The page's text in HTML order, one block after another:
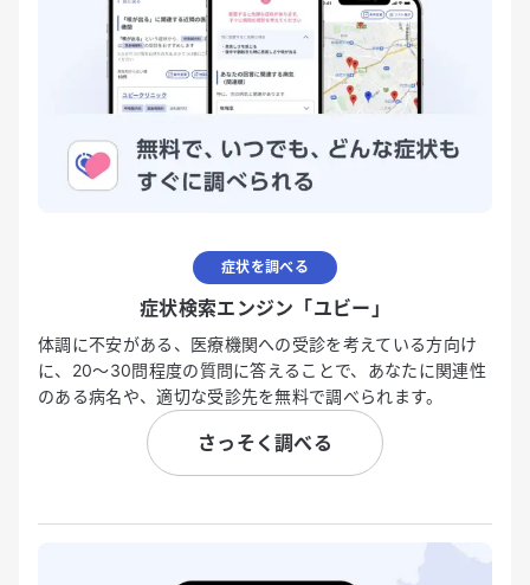
症状を調べる
症状検索エンジン「ユビー」
体調に不安がある、医療機関への受診を考えている方向け
に、20〜30問程度の質問に答えることで、あなたに関連性
のある病名や、適切な受診先を無料で調べられます。
さっそく調べる